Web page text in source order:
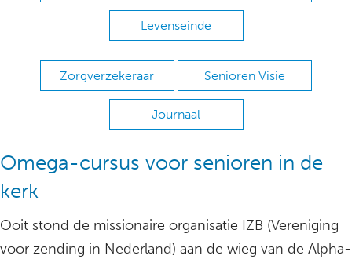
Levenseinde
Zorgverzekeraar Senioren Visie
Journaal
Omega-cursus voor senioren in de
kerk
Ooit stond de missionaire organisatie IZB (Vereniging
voor zending in Nederland) aan de wieg van de Alpha-